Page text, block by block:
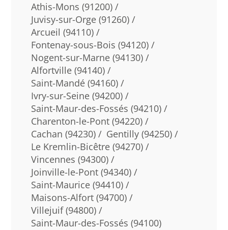
Athis-Mons (91200) /
Juvisy-sur-Orge (91260) /
Arcueil (94110) /
Fontenay-sous-Bois (94120) /
Nogent-sur-Marne (94130) /
Alfortville (94140) /
Saint-Mandé (94160) /
Ivry-sur-Seine (94200) /
Saint-Maur-des-Fossés (94210) /
Charenton-le-Pont (94220) /
Cachan (94230) / Gentilly (94250) /
Le Kremlin-Bicêtre (94270) /
Vincennes (94300) /
Joinville-le-Pont (94340) /
Saint-Maurice (94410) /
Maisons-Alfort (94700) /
Villejuif (94800) /
Saint-Maur-des-Fossés (94100)